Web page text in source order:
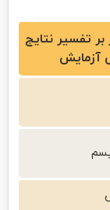
بر تفسیر نتایج
آزمایش